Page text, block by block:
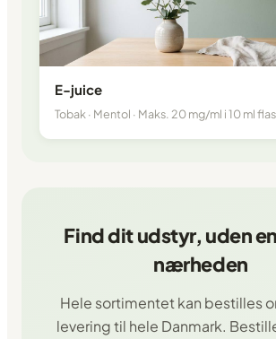
E-juice
Tobak · Mentol · Maks. 20 mg/ml i 10 ml
Find dit udstyr, uden
nærheden
Hele sortimentet kan bestilles
levering til hele Danmark.